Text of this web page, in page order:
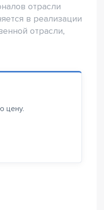
отрасли
в реализации
отрасли,
цену.